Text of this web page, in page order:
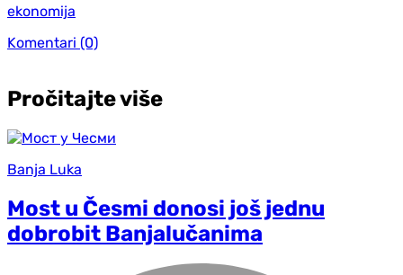
ekonomija
Komentari (0)
Pročitajte više
Banja Luka
Most u Česmi donosi još jednu
dobrobit Banjalučanima